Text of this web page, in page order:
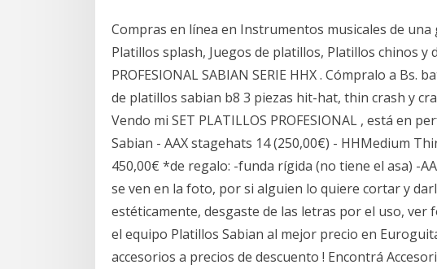
Compras en línea en Instrumentos musicales de una
Platillos splash, Juegos de platillos, Platillos chinos y
PROFESIONAL SABIAN SERIE HHX . Cómpralo a
de platillos sabian b8 3 piezas hit-hat, thin crash y
Vendo mi SET PLATILLOS PROFESIONAL , está en
Sabian - AAX stagehats 14 (250,00€) - HHMedium
450,00€ *de regalo: -funda rígida (no tiene el asa) -
se ven en la foto, por si alguien lo quiere cortar y
estéticamente, desgaste de las letras por el uso, ver
el equipo Platillos Sabian al mejor precio en
accesorios a precios de descuento ! Encontrá